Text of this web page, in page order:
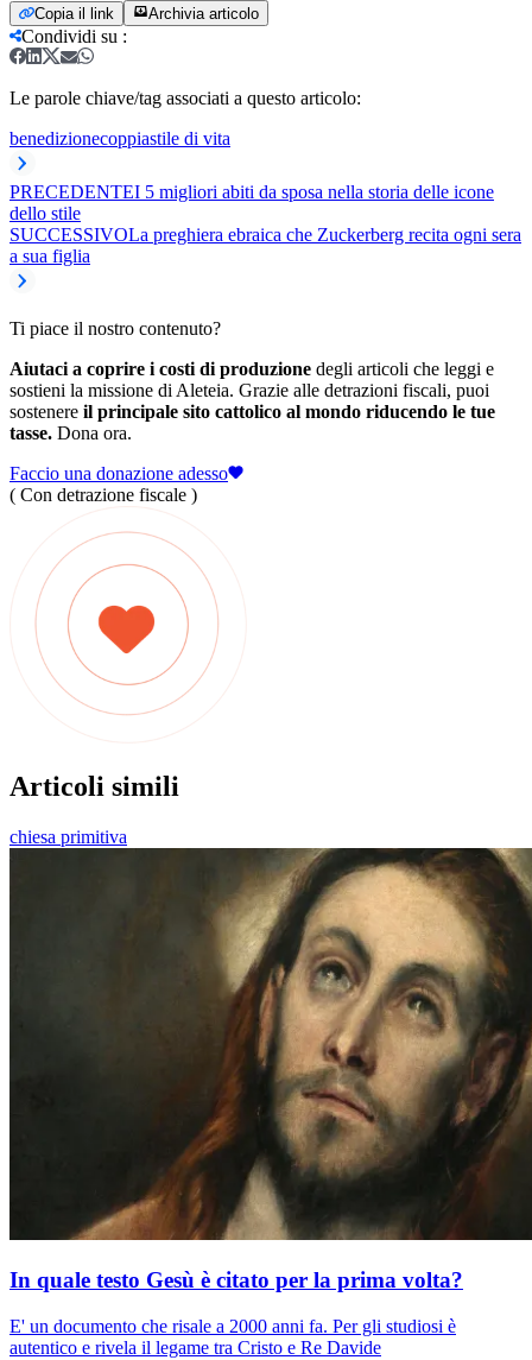
Copia il link Archivia articolo
Condividi su :
Le parole chiave/tag associati a questo articolo:
benedizionecoppiastile di vita
PRECEDENTEI 5 migliori abiti da sposa nella storia delle icone
dello stile
SUCCESSIVOLa preghiera ebraica che Zuckerberg recita ogni sera
a sua figlia
Ti piace il nostro contenuto?
Aiutaci a coprire i costi di produzione degli articoli che leggi e
sostieni la missione di Aleteia. Grazie alle detrazioni fiscali, puoi
sostenere il principale sito cattolico al mondo riducendo le tue
tasse. Dona ora.
Faccio una donazione adesso
( Con detrazione fiscale )
Articoli simili
chiesa primitiva
In quale testo Gesù è citato per la prima volta?
E' un documento che risale a 2000 anni fa. Per gli studiosi è
autentico e rivela il legame tra Cristo e Re Davide